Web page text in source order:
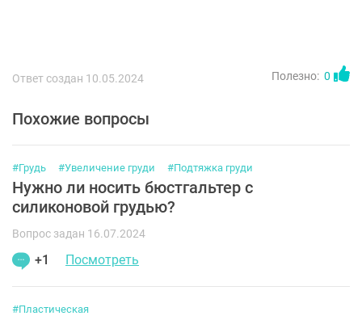
Ответ создан 10.05.2024 Полезно: 0
Похожие вопросы
#Грудь #Увеличение груди #Подтяжка груди
Нужно ли носить бюстгальтер с
силиконовой грудью?
Вопрос задан 16.07.2024
+1 Посмотреть
#Пластическая